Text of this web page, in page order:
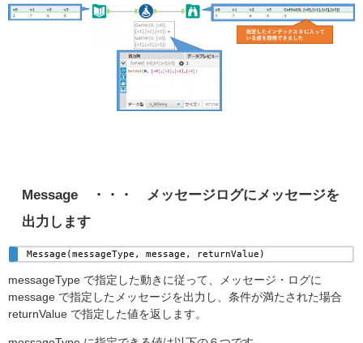
Message・・・ メッセージログにメッセージを
出力します
Message(messageType, message, returnValue)
messageType で指定した動きに従って、メッセージ・ログに
message で指定したメッセージを出力し、条件が満たされた場合
returnValue で指定した値を返します。